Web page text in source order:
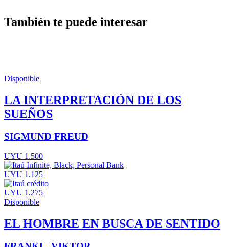
También te puede interesar
Disponible
LA INTERPRETACIÓN DE LOS
SUEÑOS
SIGMUND FREUD
UYU 1.500
UYU 1.125
UYU 1.275
Disponible
EL HOMBRE EN BUSCA DE SENTIDO